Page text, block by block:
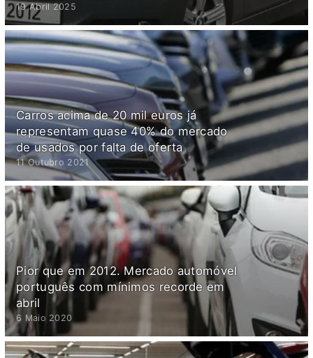
19 Abril 2025
Carros acima de 20 mil euros já
representam quase 40% do mercado
de usados por falta de oferta
11 Outubro 2021
Pior que em 2012. Mercado automóvel
português com mínimos recorde em
abril
6 Maio 2020